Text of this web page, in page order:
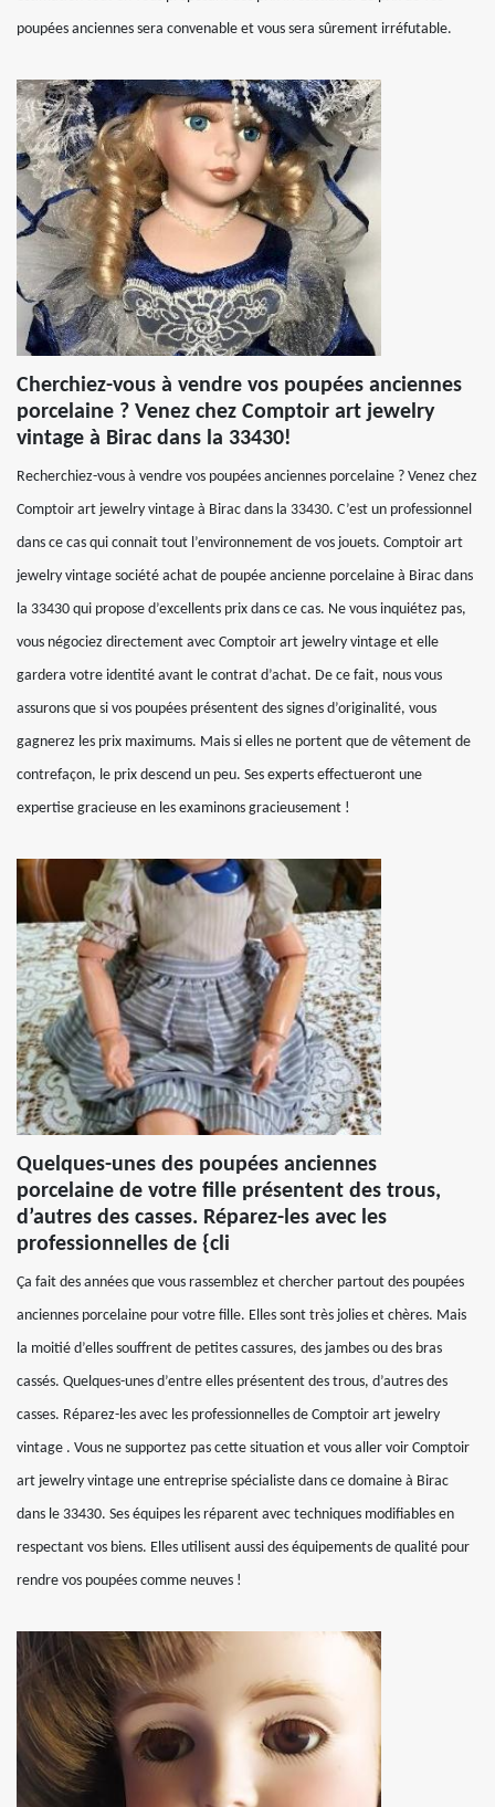
poupées anciennes sera convenable et vous sera sûrement irréfutable.
Cherchiez-vous à vendre vos poupées anciennes
porcelaine ? Venez chez Comptoir art jewelry
vintage à Birac dans la 33430!
Recherchiez-vous à vendre vos poupées anciennes porcelaine ? Venez chez
Comptoir art jewelry vintage à Birac dans la 33430. C’est un professionnel
dans ce cas qui connait tout l’environnement de vos jouets. Comptoir art
jewelry vintage société achat de poupée ancienne porcelaine à Birac dans
la 33430 qui propose d’excellents prix dans ce cas. Ne vous inquiétez pas,
vous négociez directement avec Comptoir art jewelry vintage et elle
gardera votre identité avant le contrat d’achat. De ce fait, nous vous
assurons que si vos poupées présentent des signes d’originalité, vous
gagnerez les prix maximums. Mais si elles ne portent que de vêtement de
contrefaçon, le prix descend un peu. Ses experts effectueront une
expertise gracieuse en les examinons gracieusement !
Quelques-unes des poupées anciennes
porcelaine de votre fille présentent des trous,
d’autres des casses. Réparez-les avec les
professionnelles de {cli
Ça fait des années que vous rassemblez et chercher partout des poupées
anciennes porcelaine pour votre fille. Elles sont très jolies et chères. Mais
la moitié d’elles souffrent de petites cassures, des jambes ou des bras
cassés. Quelques-unes d’entre elles présentent des trous, d’autres des
casses. Réparez-les avec les professionnelles de Comptoir art jewelry
vintage . Vous ne supportez pas cette situation et vous aller voir Comptoir
art jewelry vintage une entreprise spécialiste dans ce domaine à Birac
dans le 33430. Ses équipes les réparent avec techniques modifiables en
respectant vos biens. Elles utilisent aussi des équipements de qualité pour
rendre vos poupées comme neuves !